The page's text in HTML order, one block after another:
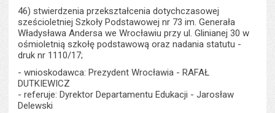
46) stwierdzenia przekształcenia dotychczasowej
sześcioletniej Szkoły Podstawowej nr 73 im. Generała
Władysława Andersa we Wrocławiu przy ul. Glinianej 30 w
ośmioletnią szkołę podstawową oraz nadania statutu -
druk nr 1110/17;
- wnioskodawca: Prezydent Wrocławia - RAFAŁ
DUTKIEWICZ
- referuje: Dyrektor Departamentu Edukacji - Jarosław
Delewski